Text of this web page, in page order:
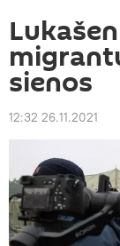
sienos
12:32 26.11.2021